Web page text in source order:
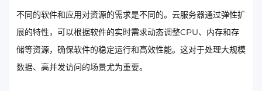
不同的软件和应用对资源的需求是不同的。云服务器通过弹性扩
展的特性，可以根据软件的实时需求动态调整CPU、内存和存
储等资源，确保软件的稳定运行和高效性能。这对于处理大规模
数据、高并发访问的场景尤为重要。